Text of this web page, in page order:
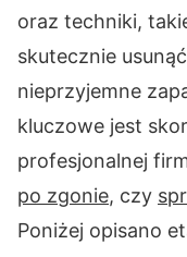
oraz techniki,
skutecznie
nieprzyjemne
kluczowe jest
profesjonalnej
po zgonie, czy
Poniżej opisano